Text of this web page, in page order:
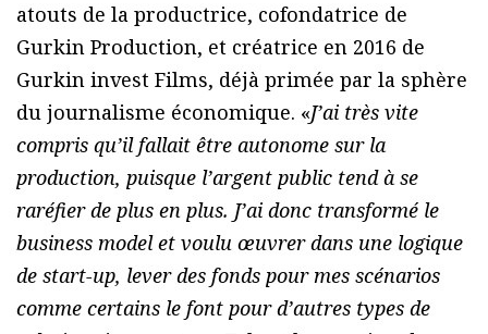
atouts de la productrice, cofondatrice de
Gurkin Production, et créatrice en 2016 de
Gurkin invest Films, déjà primée par la sphère
du journalisme économique. «J’ai très vite
compris qu’il fallait être autonome sur la
production, puisque l’argent public tend à se
raréfier de plus en plus. J’ai donc transformé le
business model et voulu œuvrer dans une logique
de start-up, lever des fonds pour mes scénarios
comme certains le font pour d’autres types de